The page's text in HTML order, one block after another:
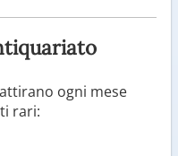
ogni mese
rari: